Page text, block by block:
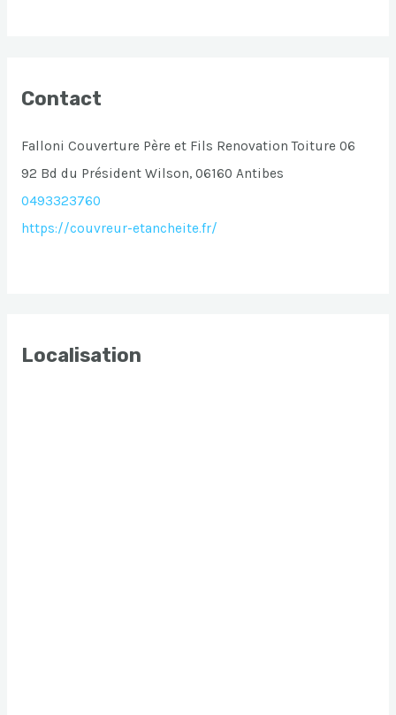
Contact
Falloni Couverture Père et Fils Renovation Toiture 06
92 Bd du Président Wilson, 06160 Antibes
0493323760
https://couvreur-etancheite.fr/
Localisation